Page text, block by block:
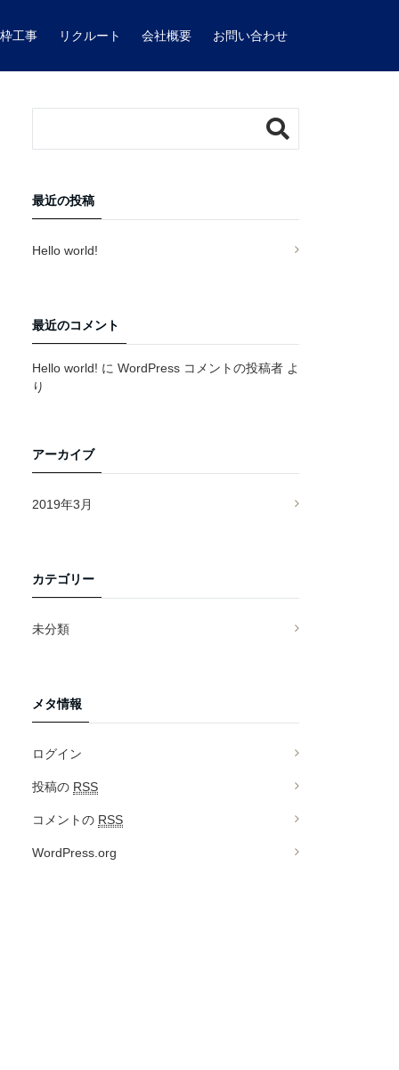
工事 リクルート 会社概要 お問い合わせ
最近の投稿
Hello world!
最近のコメント
Hello world! に WordPress コメントの投稿者 よ
り
アーカイブ
2019年3月
カテゴリー
未分類
メタ情報
ログイン
投稿の RSS
コメントの RSS
WordPress.org